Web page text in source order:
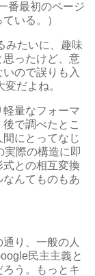
番最初のページ
いる。）
みたいに、趣味
ったけど、意
ので誤りも入
だよね。
量なフォーマ
で調べたとこ
にとってなじ
実際の構造に即
との相互変換
んてものもあ
り、一般の人
民主主義と
う。もっとキ